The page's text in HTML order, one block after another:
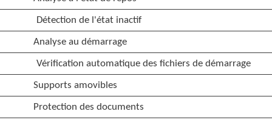
Détection de l'état inactif
Analyse au démarrage
Vérification automatique des fichiers de démarrage
Supports amovibles
Protection des documents